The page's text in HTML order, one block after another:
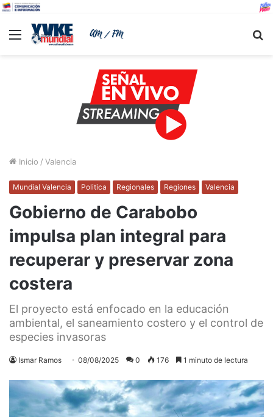
Menu
Inicio / Valencia
Mundial Valencia Politica Regionales Regiones Valencia
Gobierno de Carabobo
impulsa plan integral para
recuperar y preservar zona
costera
El proyecto está enfocado en la educación
ambiental, el saneamiento costero y el control de
especies invasoras
Ismar Ramos 08/08/2025 0 176 1 minuto de lectura